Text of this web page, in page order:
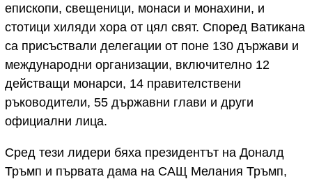
епископи, свещеници, монаси и монахини, и
стотици хиляди хора от цял свят. Според Ватикана
са присъствали делегации от поне 130 държави и
международни организации, включително 12
действащи монарси, 14 правителствени
ръководители, 55 държавни глави и други
официални лица.
Сред тези лидери бяха президентът на Доналд
Тръмп и първата дама на САЩ Мелания Тръмп,